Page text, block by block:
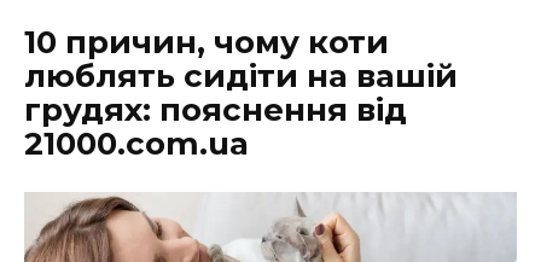
10 причин, чому коти
люблять сидіти на вашій
грудях: пояснення від
21000.com.ua